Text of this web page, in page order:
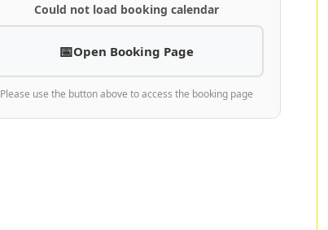
Could not load booking calendar
Open Booking Page
Please use the button above to access the booking page